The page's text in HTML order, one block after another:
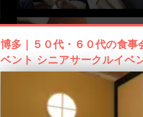
博多｜５０代・６０代の食
ベント シニアサークルイベ